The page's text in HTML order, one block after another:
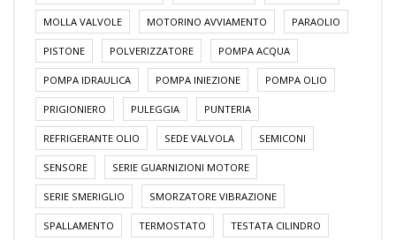
MOLLA VALVOLE MOTORINO AVVIAMENTO PARAOLIO
PISTONE POLVERIZZATORE POMPA ACQUA
POMPA IDRAULICA POMPA INIEZIONE POMPA OLIO
PRIGIONIERO PULEGGIA PUNTERIA
REFRIGERANTE OLIO SEDE VALVOLA SEMICONI
SENSORE SERIE GUARNIZIONI MOTORE
SERIE SMERIGLIO SMORZATORE VIBRAZIONE
SPALLAMENTO TERMOSTATO TESTATA CILINDRO